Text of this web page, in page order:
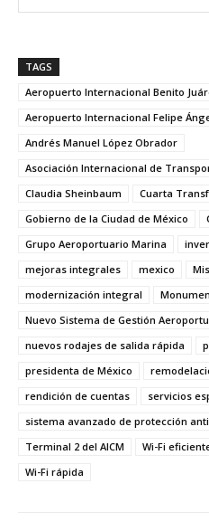
TAGS
Aeropuerto Internacional Benito
Aeropuerto Internacional Felipe
Andrés Manuel López Obrador
Asociación Internacional de
Claudia Sheinbaum
Cuarta
Gobierno de la Ciudad de México
Grupo Aeroportuario Marina
mejoras integrales
mexico
modernización integral
Nuevo Sistema de Gestión
nuevos rodajes de salida rápida
presidenta de México
rendición de cuentas
servicios
sistema avanzado de protección
Terminal 2 del AICM
Wi-Fi
Wi-Fi rápida